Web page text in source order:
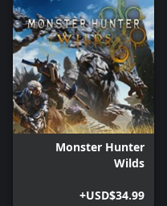
Monster Hunter
Wilds
USD$34.99+